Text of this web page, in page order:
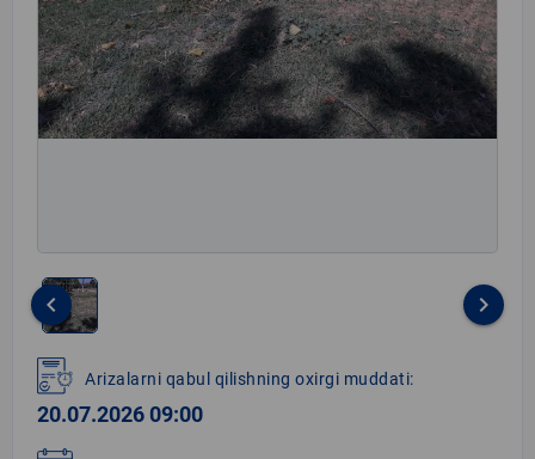
1
of
1
keyboard_arrow_left keyboard_arrow_right
Arizalarni qabul qilishning oxirgi muddati:
20.07.2026 09:00